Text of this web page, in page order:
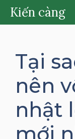
Chuyển
đến
dung
Kiến càng
Tại
nên
nhật
mới